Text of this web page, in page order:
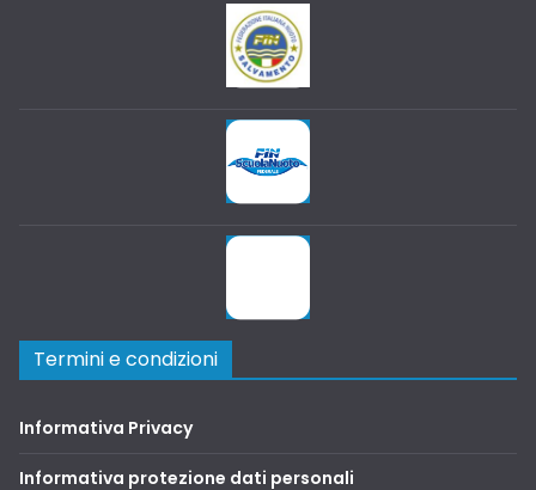
Termini e condizioni
Informativa Privacy
Informativa protezione dati personali